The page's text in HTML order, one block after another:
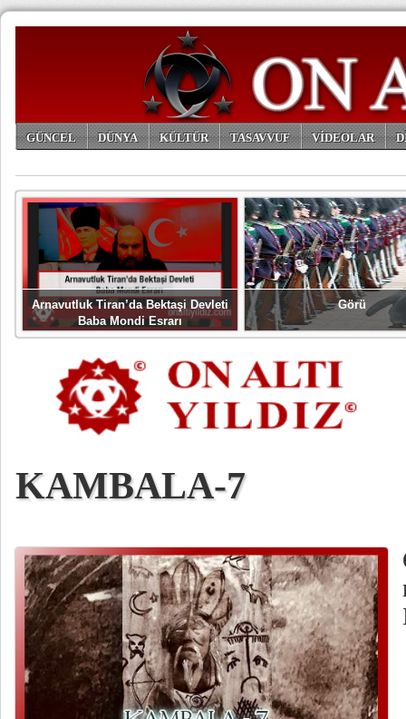
GÜNCEL DÜNYA KÜLTÜR TASAVVUF VİDEOLAR
Arnavutluk Tiran’da Bektaşi Devleti
Baba Mondi Esrarı
Görü
KAMBALA-7